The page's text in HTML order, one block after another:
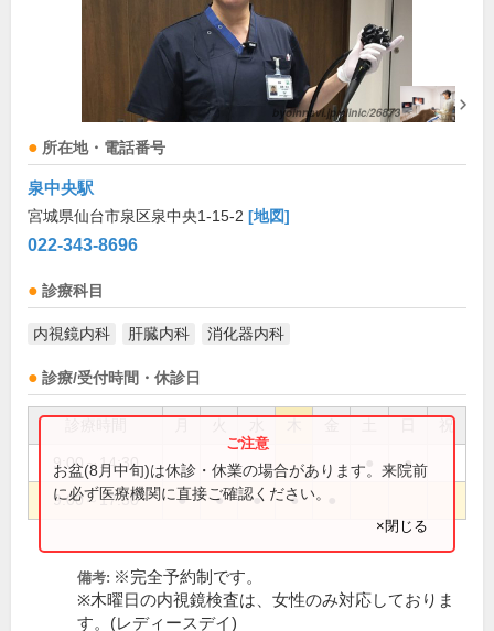
所在地・電話番号
泉中央駅
宮城県仙台市泉区泉中央1-15-2 [地図]
022-343-8696
診療科目
内視鏡内科 肝臓内科 消化器内科
診療/受付時間・休診日
祝
9:00～14:30 ●
9:00～17:30 ● ● ● ●
お盆(8月中旬)は休診・休業の場合があります。来院前
に必ず医療機関に直接ご確認ください。
×閉じる
備考: ※完全予約制です。
※木曜日の内視鏡検査は、女性のみ対応しておりま
す。(レディースデイ)